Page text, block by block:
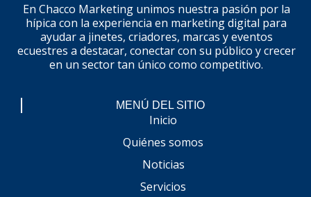
En Chacco Marketing unimos nuestra pasión por la
hípica con la experiencia en marketing digital para
ayudar a jinetes, criadores, marcas y eventos
ecuestres a destacar, conectar con su público y crecer
en un sector tan único como competitivo.
MENÚ DEL SITIO
Inicio
Quiénes somos
Noticias
Servicios